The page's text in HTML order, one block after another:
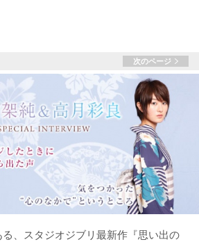
次のページ
、スタジオジブリ最新作『思い出の